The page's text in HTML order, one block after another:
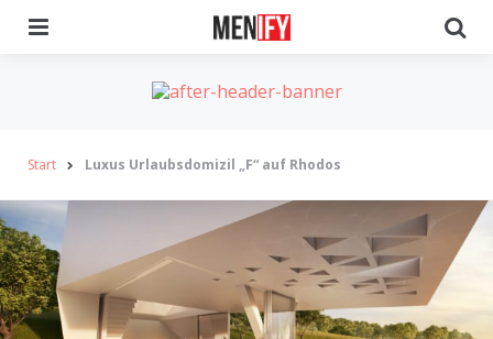
Start Luxus Urlaubsdomizil „F“ auf Rhodos